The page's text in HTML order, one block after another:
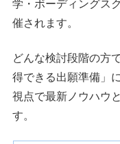
学・ボーディングス
催されます。
どんな検討段階の方
得できる出願準備」
視点で最新ノウハウ
す。